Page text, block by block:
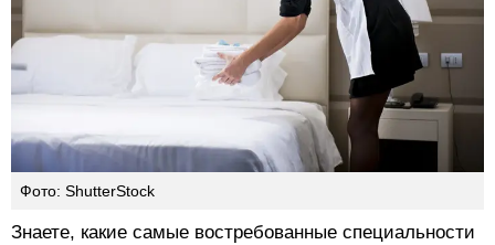
Фото: ShutterStock
Знаете, какие самые востребованные специальности